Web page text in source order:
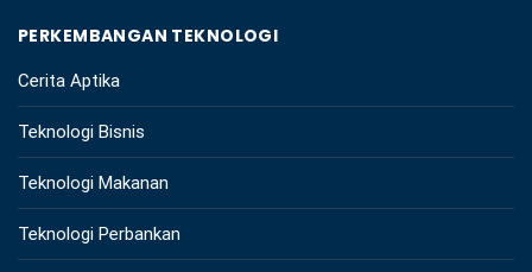
PERKEMBANGAN TEKNOLOGI
Cerita Aptika
Teknologi Bisnis
Teknologi Makanan
Teknologi Perbankan